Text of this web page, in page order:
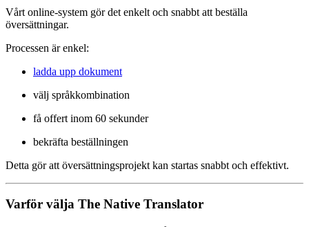
Vårt online-system gör det enkelt och snabbt att beställa
översättningar.
Processen är enkel:
ladda upp dokument
välj språkkombination
få offert inom 60 sekunder
bekräfta beställningen
Detta gör att översättningsprojekt kan startas snabbt och effektivt.
Varför välja The Native Translator